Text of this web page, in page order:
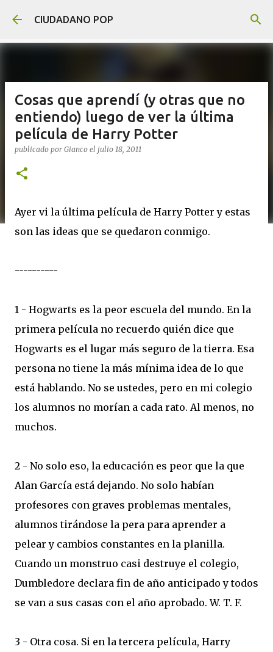
Ir al contenido principal
CIUDADANO POP
Cosas que aprendí (y otras que no
entiendo) luego de ver la última
película de Harry Potter
publicado por Gianco el julio 18, 2011
Ayer vi la última película de Harry Potter y estas
son las ideas que se quedaron conmigo.
----------
1 - Hogwarts es la peor escuela del mundo. En la
primera película no recuerdo quién dice que
Hogwarts es el lugar más seguro de la tierra. Esa
persona no tiene la más mínima idea de lo que
está hablando. No se ustedes, pero en mi colegio
los alumnos no morían a cada rato. Al menos, no
muchos.
2 - No solo eso, la educación es peor que la que
Alan García está dejando. No solo habían
profesores con graves problemas mentales,
alumnos tirándose la pera para aprender a
pelear y cambios constantes en la planilla.
Cuando un monstruo casi destruye el colegio,
Dumbledore declara fin de año anticipado y todos
se van a sus casas con el año aprobado. W. T. F.
3 - Otra cosa. Si en la tercera película, Harry